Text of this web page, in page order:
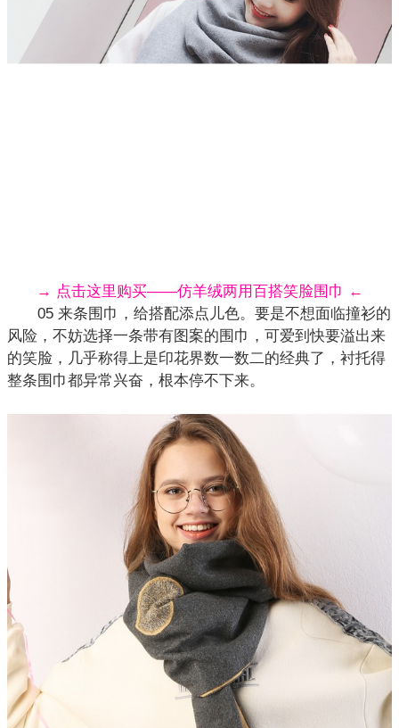
→ 点击这里购买——仿羊绒两用百搭笑脸围巾 ←
05 来条围巾，给搭配添点儿色。要是不想面临撞衫的
风险，不妨选择一条带有图案的围巾，可爱到快要溢出来
的笑脸，几乎称得上是印花界数一数二的经典了，衬托得
整条围巾都异常兴奋，根本停不下来。